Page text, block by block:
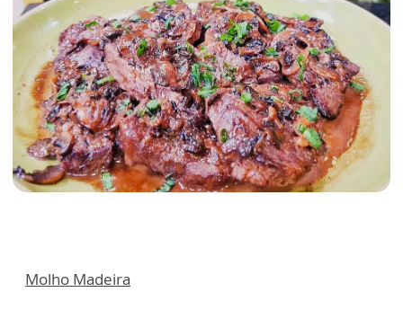
Molho Madeira